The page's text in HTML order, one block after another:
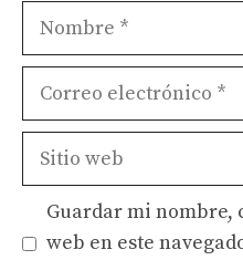
Nombre
Correo
Sitio
Guardar mi nombre,
web en este